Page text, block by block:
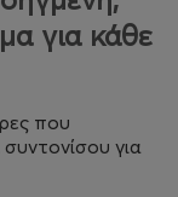
για κάθε
που
για